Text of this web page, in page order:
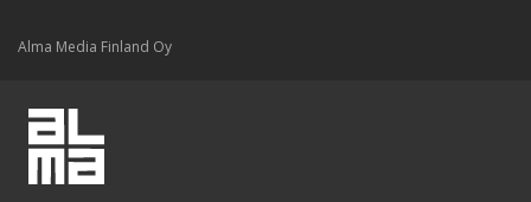
Alma Media Finland Oy